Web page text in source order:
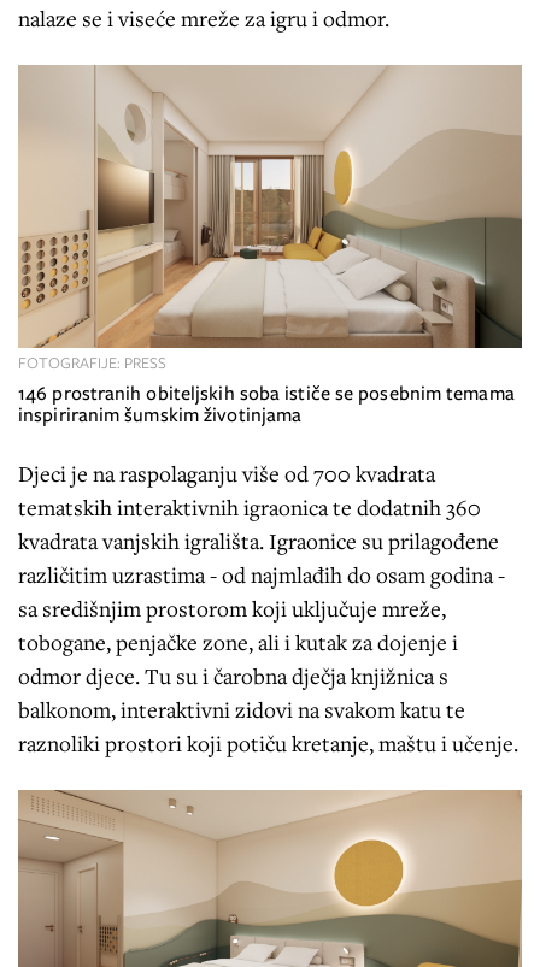
nalaze se i viseće mreže za igru i odmor.
146 prostranih obiteljskih soba ističe se posebnim temama
inspiriranim šumskim životinjama
FOTOGRAFIJE: PRESS
Djeci je na raspolaganju više od 700 kvadrata
tematskih interaktivnih igraonica te dodatnih 360
kvadrata vanjskih igrališta. Igraonice su prilagođene
različitim uzrastima - od najmlađih do osam godina -
sa središnjim prostorom koji uključuje mreže,
tobogane, penjačke zone, ali i kutak za dojenje i
odmor djece. Tu su i čarobna dječja knjižnica s
balkonom, interaktivni zidovi na svakom katu te
raznoliki prostori koji potiču kretanje, maštu i učenje.